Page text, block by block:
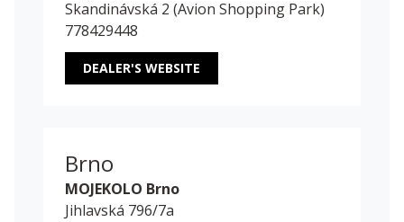
Skandinávská 2 (Avion Shopping Park)
778429448
DEALER'S WEBSITE
Brno
MOJEKOLO Brno
Jihlavská 796/7a